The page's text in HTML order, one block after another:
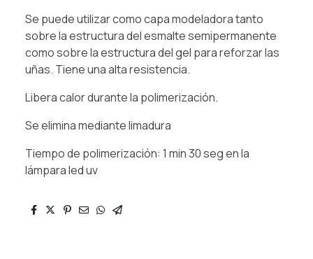
Se puede utilizar como capa modeladora tanto
sobre la estructura del esmalte semipermanente
como sobre la estructura del gel para reforzar las
uñas. Tiene una alta resistencia.
Libera calor durante la polimerización.
Se elimina mediante limadura
Tiempo de polimerización: 1 min 30 seg en la
lámpara led uv